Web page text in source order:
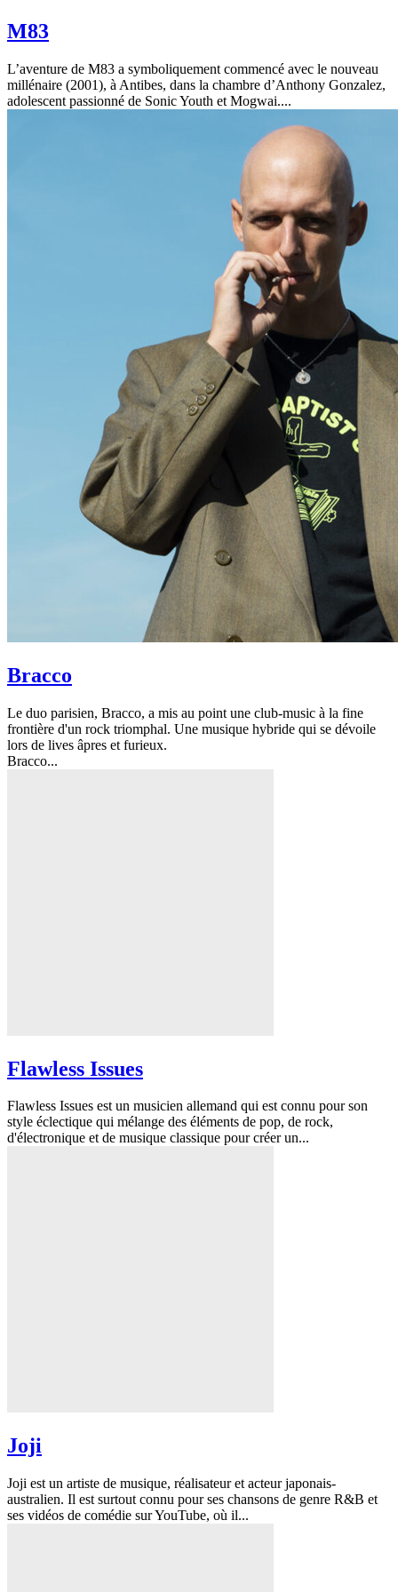
M83
L’aventure de M83 a symboliquement commencé avec le nouveau
millénaire (2001), à Antibes, dans la chambre d’Anthony Gonzalez,
adolescent passionné de Sonic Youth et Mogwai....
Bracco
Le duo parisien, Bracco, a mis au point une club-music à la fine
frontière d'un rock triomphal. Une musique hybride qui se dévoile
lors de lives âpres et furieux.
Bracco...
Flawless Issues
Flawless Issues est un musicien allemand qui est connu pour son
style éclectique qui mélange des éléments de pop, de rock,
d'électronique et de musique classique pour créer un...
Joji
Joji est un artiste de musique, réalisateur et acteur japonais-
australien. Il est surtout connu pour ses chansons de genre R&B et
ses vidéos de comédie sur YouTube, où il...